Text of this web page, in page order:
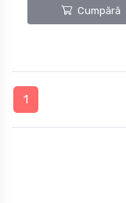
Cumpără
1